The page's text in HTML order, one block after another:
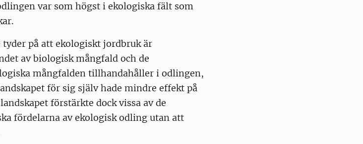
var som högst i ekologiska fält som
på att ekologiskt jordbruk är
av biologisk mångfald och de
mångfalden tillhandahåller i odlingen,
för sig själv hade mindre effekt på
förstärkte dock vissa av de
fördelarna av ekologisk odling utan att